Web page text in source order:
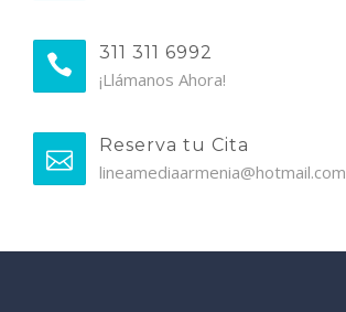
311 311 6992
¡Llámanos Ahora!
Reserva tu Cita
lineamediaarmenia@hotmail.com